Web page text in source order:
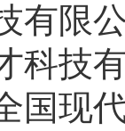
有限
科技
国现